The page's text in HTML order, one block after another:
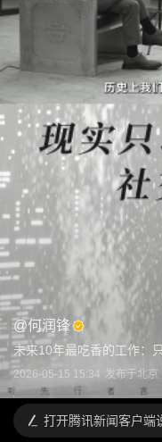
@何润锋
未来10年最吃香的工作：
2026-05-15 15:34 发布于北京
打开腾讯新闻客户端